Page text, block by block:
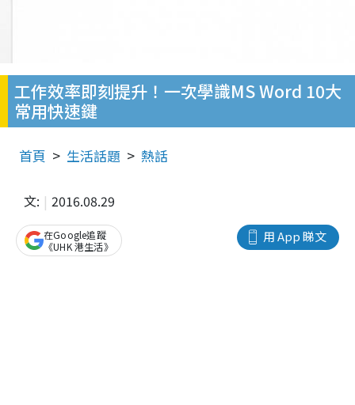
工作效率即刻提升！一次學識MS Word 10大
常用快速鍵
首頁 生活話題 熱話
文: 2016.08.29
用 App 睇文
在Google追蹤
《UHK 港生活》